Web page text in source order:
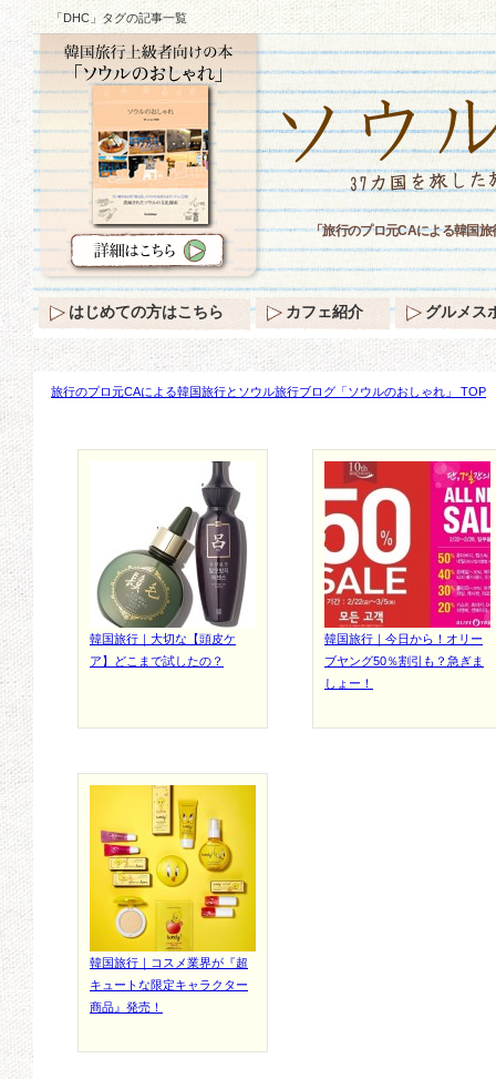
「DHC」タグの記事一覧
旅行のプロ元CAによる韓国旅行とソウル旅行ブログ「ソウルのおしゃれ」 TOP
韓国旅行｜大切な【頭皮ケ
ア】どこまで試したの？
韓国旅行｜今日から！オリー
ブヤング50％割引も？急ぎま
しょー！
韓国旅行｜コスメ業界が『超
キュートな限定キャラクター
商品』発売！
「旅行のプロ元CAによる韓国
はじめての方はこちら カフェ紹介 グルメス